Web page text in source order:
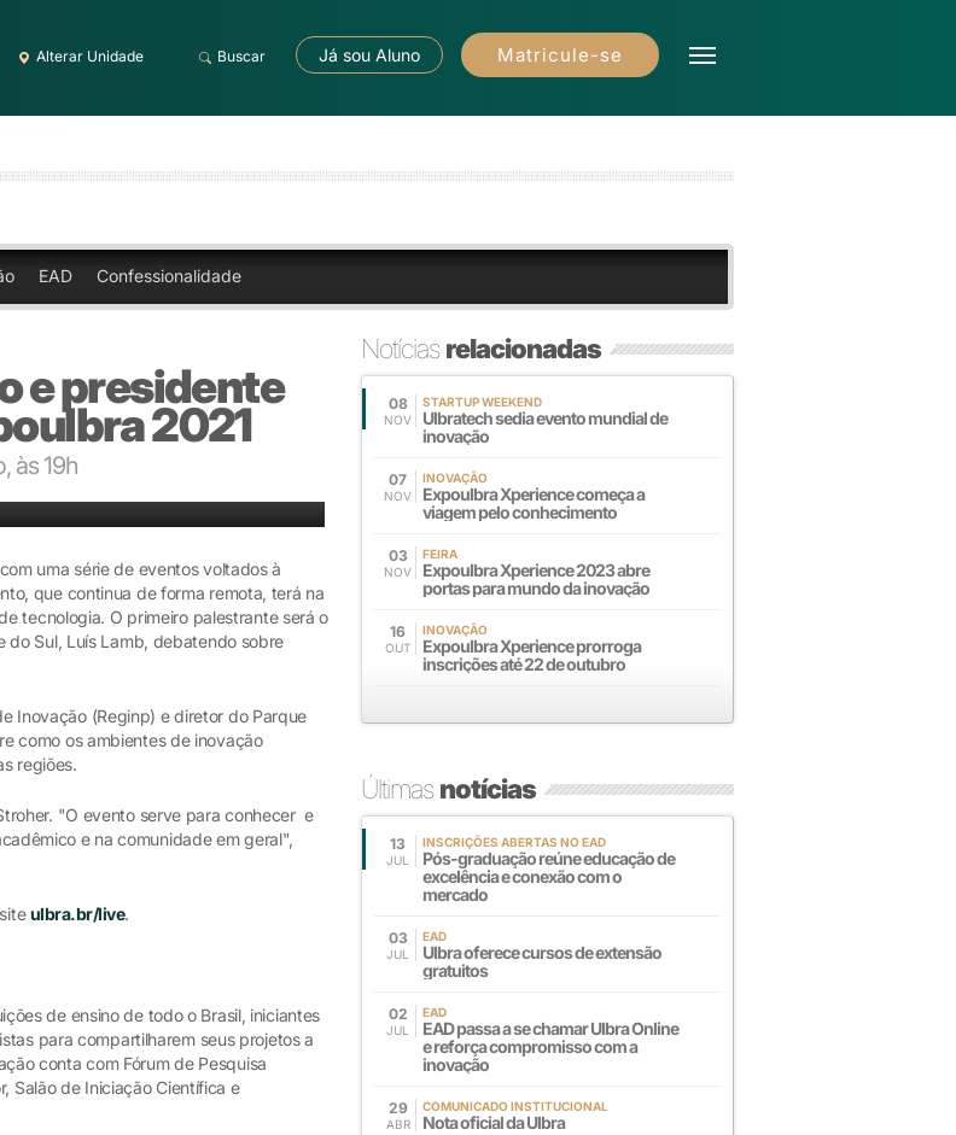
Alterar Unidade Buscar Já sou Aluno Matricule-se
EAD Confessionalidade
e presidente
2021
às 19h
uma série de eventos voltados à
que continua de forma remota, terá na
tecnologia. O primeiro palestrante será o
do Sul, Luís Lamb, debatendo sobre
Inovação (Reginp) e diretor do Parque
como os ambientes de inovação
regiões.
"O evento serve para conhecer e
e na comunidade em geral",
ulbra.br/live.
de ensino de todo o Brasil, iniciantes
para compartilharem seus projetos a
conta com Fórum de Pesquisa
Salão de Iniciação Científica e
Notíciasrelacionadas
08
NOV
STARTUP WEEKEND
Ulbratech sedia evento mundial de
inovação
07
NOV
INOVAÇÃO
Expoulbra Xperience começa a
viagem pelo conhecimento
03
NOV
FEIRA
Expoulbra Xperience 2023 abre
portas para mundo da inovação
16
OUT
INOVAÇÃO
Expoulbra Xperience prorroga
inscrições até 22 de outubro
Últimasnotícias
13
JUL
INSCRIÇÕES ABERTAS NO EAD
Pós-graduação reúne educação de
excelência e conexão com o
mercado
03
JUL
EAD
Ulbra oferece cursos de extensão
gratuitos
02
JUL
EAD
EAD passa a se chamar Ulbra Online
e reforça compromisso com a
inovação
29
ABR
COMUNICADO INSTITUCIONAL
Nota oficial da Ulbra